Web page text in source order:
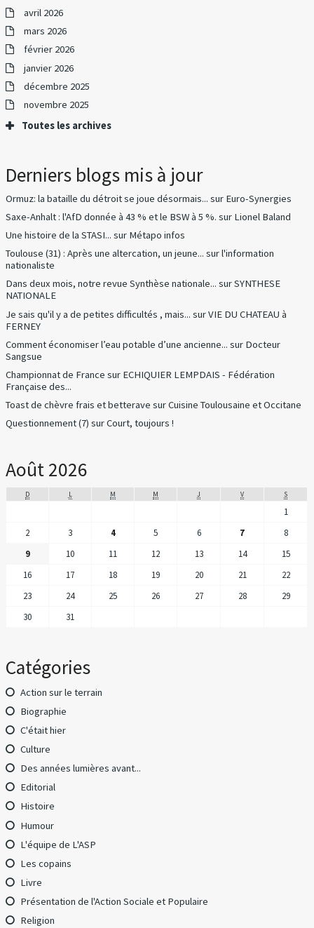
avril 2026
mars 2026
février 2026
janvier 2026
décembre 2025
novembre 2025
Toutes les archives
Derniers blogs mis à jour
Ormuz: la bataille du détroit se joue désormais... sur Euro-Synergies
Saxe-Anhalt : l'AfD donnée à 43 % et le BSW à 5 %. sur Lionel Baland
Une histoire de la STASI... sur Métapo infos
Toulouse (31) : Après une altercation, un jeune... surl'information
nationaliste
Dans deux mois, notre revue Synthèse nationale... surSYNTHESE
NATIONALE
Je sais qu'il y a de petites difficultés , mais... surVIE DU CHATEAU à
FERNEY
Comment économiser l’eau potable d’une ancienne... sur Docteur
Sangsue
Championnat de France sur ECHIQUIER LEMPDAIS - Fédération
Française des...
Toast de chèvre frais et betterave surCuisine Toulousaine et Occitane
Questionnement (7) surCourt, toujours !
Août 2026
D L M M J V S
1
2
3 4 5 6 7
8
9
10 11 12 13 14
15
16
17 18 19 20 21
22
23
24 25 26 27 28
29
30
31
Catégories
Action sur le terrain
Biographie
C'était hier
Culture
Des années lumières avant...
Editorial
Histoire
Humour
L'équipe de L'ASP
Les copains
Livre
Présentation de l'Action Sociale et Populaire
Religion